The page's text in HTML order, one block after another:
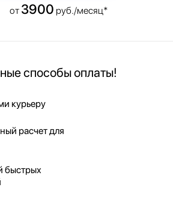
от 3900 руб./месяц*
способы оплаты!
курьеру
расчет для
быстрых